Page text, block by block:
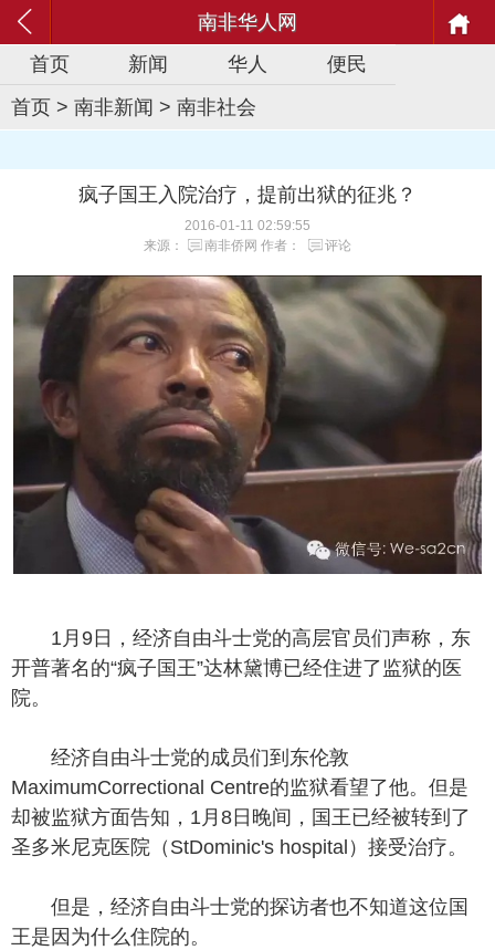
南非华人网
首页
新闻 华人
便民
首页 > 南非新闻 > 南非社会
疯子国王入院治疗，提前出狱的征兆？
2016-01-11 02:59:55
来源：
南非侨网 作者： 评论
1月9日，经济自由斗士党的高层官员们声称，东
开普著名的“疯子国王”达林黛博已经住进了监狱的医
院。
经济自由斗士党的成员们到东伦敦
MaximumCorrectional Centre的监狱看望了他。但是
却被监狱方面告知，1月8日晚间，国王已经被转到了
圣多米尼克医院（StDominic's hospital）接受治疗。
但是，经济自由斗士党的探访者也不知道这位国
王是因为什么住院的。